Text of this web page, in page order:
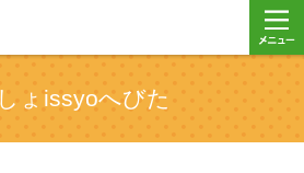
ょissyoへびた